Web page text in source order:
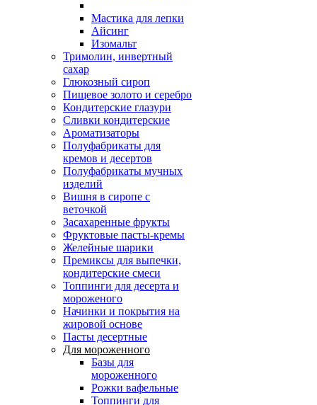
Мастика для лепки
Айсинг
Изомальт
Тримолин, инвертный
сахар
Глюкозный сироп
Пищевое золото и серебро
Кондитерские глазури
Сливки кондитерские
Ароматизаторы
Полуфабрикаты для
кремов и десертов
Полуфабрикаты мучных
изделий
Вишня в сиропе с
веточкой
Засахаренные фрукты
Фруктовые пасты-кремы
Желейные шарики
Премиксы для выпечки,
кондитерские смеси
Топпинги для десерта и
мороженого
Начинки и покрытия на
жировой основе
Пасты десертные
Для мороженного
Базы для
мороженного
Рожки вафельные
Топпинги для